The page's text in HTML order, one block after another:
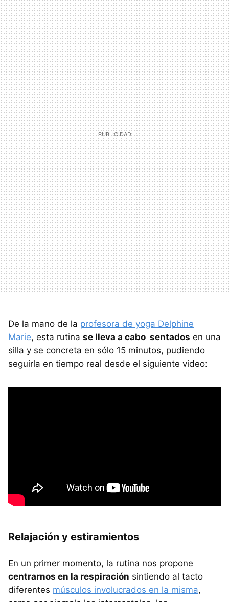
De la mano de la profesora de yoga Delphine
Marie, esta rutina se lleva a cabo sentados en una
silla y se concreta en sólo 15 minutos, pudiendo
seguirla en tiempo real desde el siguiente video:
Relajación y estiramientos
En un primer momento, la rutina nos propone
centrarnos en la respiración sintiendo al tacto
diferentes músculos involucrados en la misma,